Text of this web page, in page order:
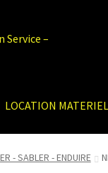
LOCATION MATERIEL
- SABLER - ENDUIRE